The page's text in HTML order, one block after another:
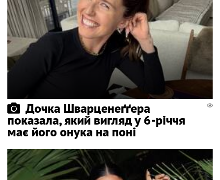
Дочка Шварценеґґера
показала, який вигляд у 6-річчя
має його онука на поні